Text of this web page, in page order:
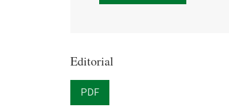
Editorial
PDF